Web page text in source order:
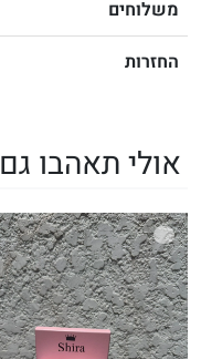
משלוחים
החזרות
אולי תאהבו גם